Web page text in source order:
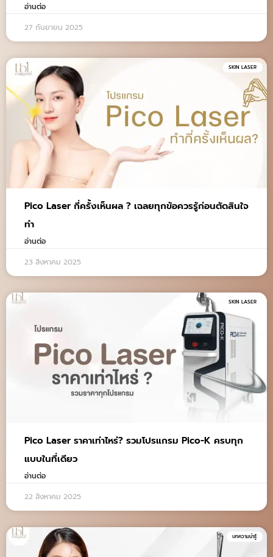
อ่านต่อ
27 กันยายน 2025
SKIN LASER
Pico Laser กี่ครั้งเห็นผล ? เฉลยทุกข้อควรรู้ก่อนตัดสินใจ
ทำ
อ่านต่อ
23 สิงหาคม 2025
SKIN LASER
Pico Laser ราคาเท่าไหร่? รวมโปรแกรม Pico-K ครบทุก
แบบในที่เดียว
อ่านต่อ
22 สิงหาคม 2025
บทความน่ารู้